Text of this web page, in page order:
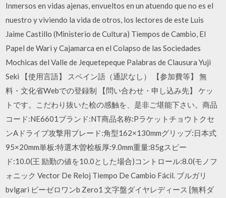
Inmersos en vidas ajenas, envueltos en un atuendo que no es el
nuestro y viviendo la vida de otros, los lectores de este Luis
Jaime Castillo (Ministerio de Cultura) Tiempos de Cambio, El
Papel de Wari y Cajamarca en el Colapso de las Sociedades
Mochicas del Valle de Jequetepeque Palabras de Clausura Yuji
Seki 【使用言語】 スペイン語（通訳なし） 【参加費等】 無
料・文化省Webでの登録制 【問い合わせ・申し込み先】 ケッ
トです。こだわり抜いた桧の感触を、是非ご堪能下さい。商品
コード:NE6601ブランド:NT商品名称:Pラケットチョウトクセ
ンAドライブ攻撃用ブレード:角型162×130mmグリップ:日本式
95×20mm単板:特選木曽桧板厚:9.0mm重量:85gスピー
ド:10.0(王 励勤の値を10.0とした場合)コントロール:8.0(モノフ
ォニック Vector De Reloj Tiempo De Cambio Fácil. ブルガリ
bvlgari ビーゼロワンb Zero1 文字盤ダイヤレディース [無料ダ